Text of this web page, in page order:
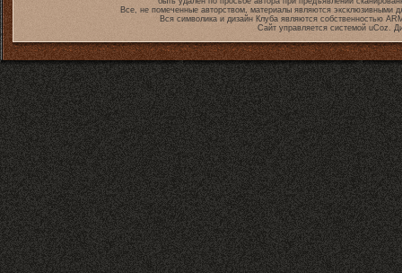
Все, не помеченные авторством, материалы являются эксклюзивными
Вся символика и дизайн Клуба являются собственностью
Сайт управляется системой uCoz.